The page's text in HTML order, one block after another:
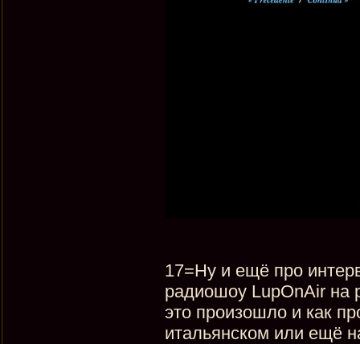
17=Ну и ещё про
радиошоу LupOnAir на
это произошло и как
итальянском или ещё